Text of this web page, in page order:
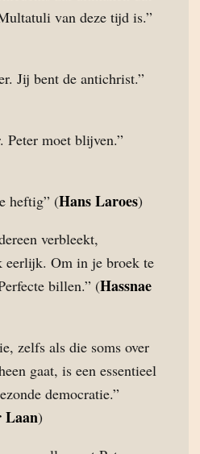
van deze tijd is.”
Jij bent de antichrist.”
Peter moet blijven.”
heftig” (Hans Laroes)
verbleekt,
eerlijk. Om in je broek te
billen.” (Hassnae
zelfs als die soms over
gaat, is een essentieel
democratie.”
Laan)